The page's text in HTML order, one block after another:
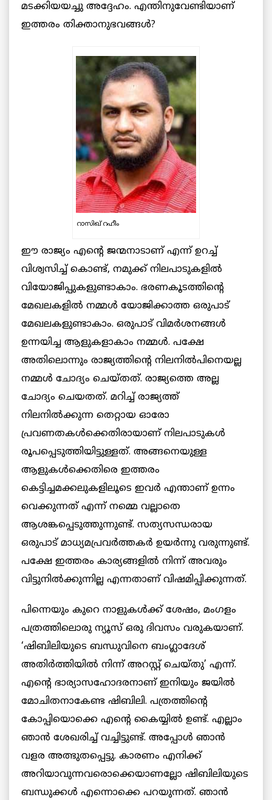
മടക്കിയയച്ചു അദ്ദേഹം. എന്തിനുവേണ്ടിയാണ്
ഇത്തരം തിക്താനുഭവങ്ങൾ?
റാസിഖ് റഹീം
ഈ രാജ്യം എന്റെ ജന്മനാടാണ് എന്ന് ഉറച്ച്
വിശ്വസിച്ച് കൊണ്ട്, നമുക്ക് നിലപാടുകളിൽ
വിയോജിപ്പുകളുണ്ടാകാം. ഭരണകൂടത്തിന്റെ
മേഖലകളിൽ നമ്മൾ യോജിക്കാത്ത ഒരുപാട്
മേഖലകളുണ്ടാകാം. ഒരുപാട് വിമർശനങ്ങൾ
ഉന്നയിച്ച ആളുകളാകാം നമ്മൾ. പക്ഷേ
അതിലൊന്നും രാജ്യത്തിന്റെ നിലനിൽപിനെയല്ല
നമ്മൾ ചോദ്യം ചെയ്തത്. രാജ്യത്തെ അല്ല
ചോദ്യം ചെയതത്. മറിച്ച് രാജ്യത്ത്
നിലനിൽക്കുന്ന തെറ്റായ ഓരോ
പ്രവണതകൾക്കെതിരായാണ് നിലപാടുകൾ
രൂപപ്പെടുത്തിയിട്ടുള്ളത്. അങ്ങനെയുള്ള
ആളുകൾക്കെതിരെ ഇത്തരം
കെട്ടിച്ചമക്കലുകളിലൂടെ ഇവർ എന്താണ് ഉന്നം
വെക്കുന്നത് എന്ന് നമ്മെ വല്ലാതെ
ആശങ്കപ്പെടുത്തുന്നുണ്ട്. സത്യസന്ധരായ
ഒരുപാട് മാധ്യമപ്രവർത്തകർ ഉയർന്നു വരുന്നുണ്ട്.
പക്ഷേ ഇത്തരം കാര്യങ്ങളിൽ നിന്ന് അവരും
വിട്ടുനിൽക്കുന്നില്ല എന്നതാണ് വിഷമിപ്പിക്കുന്നത്.
പിന്നെയും കുറെ നാളുകൾക്ക് ശേഷം, മംഗളം
പത്രത്തിലൊരു ന്യൂസ് ഒരു ദിവസം വരുകയാണ്.
‘ഷിബിലിയുടെ ബന്ധുവിനെ ബംഗ്ലാദേശ്
അതിർത്തിയിൽ നിന്ന് അറസ്റ്റ് ചെയ്തു’ എന്ന്.
എന്റെ ഭാര്യാസഹോദരനാണ് ഇനിയും ജയിൽ
മോചിതനാകേണ്ട ഷിബിലി. പത്രത്തിന്റെ
കോപ്പിയൊക്കെ എന്റെ കൈയ്യിൽ ഉണ്ട്. എല്ലാം
ഞാൻ ശേഖരിച്ച് വച്ചിട്ടുണ്ട്. അപ്പോൾ ഞാൻ
വളര അത്ഭുതപ്പെട്ടു. കാരണം എനിക്ക്
അറിയാവുന്നവരൊക്കെയാണല്ലോ ഷിബിലിയുടെ
ബന്ധുക്കൾ എന്നൊക്കെ പറയുന്നത്. ഞാൻ